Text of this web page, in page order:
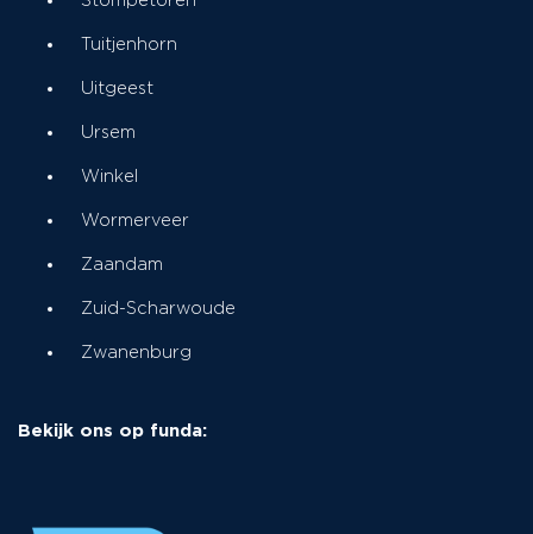
Tuitjenhorn
Uitgeest
Ursem
Winkel
Wormerveer
Zaandam
Zuid-Scharwoude
Zwanenburg
Bekijk ons op funda: